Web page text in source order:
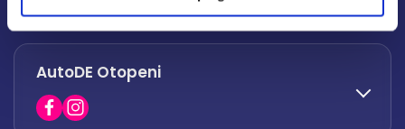
office.afumati@autode.ro
0730 063 852
0730 063 851
AutoDE Otopeni